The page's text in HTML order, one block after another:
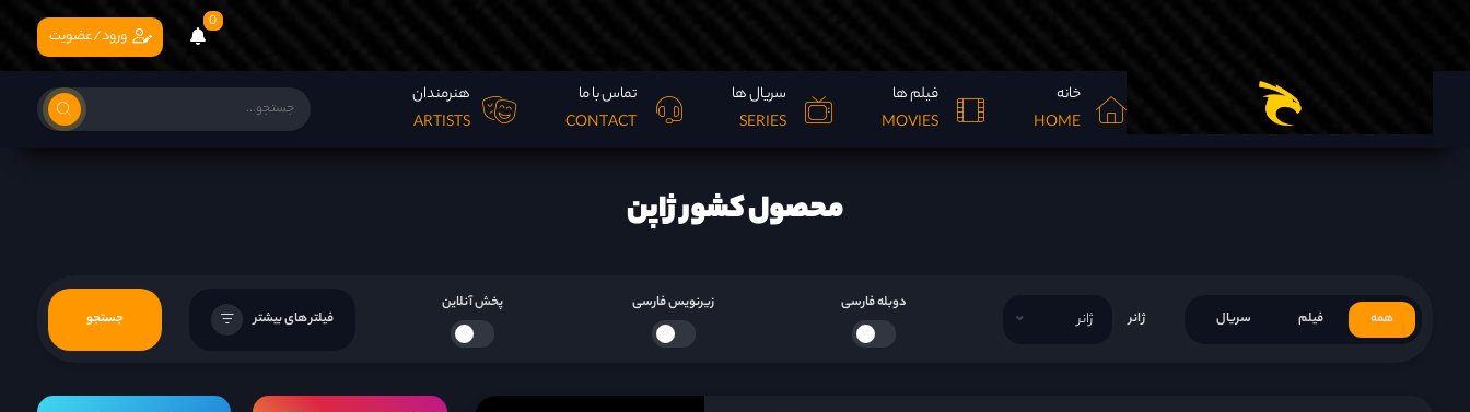
0
خانه
HOME
فیلم ها
MOVIES
سریال ها
SERIES
تماس با ما
CONTACT
هنرمندان
ARTISTS
ورود/عضویت
محصول کشور ژاپن
همه فیلم سریال ژانر ژانر
دوبله فارسی زیرنویس فارسی پخش آنلاین
فیلتر های بیشتر جستجو